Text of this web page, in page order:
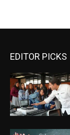
EDITOR PICKS